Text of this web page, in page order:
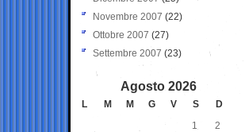
Novembre 2007 (22)
Ottobre 2007 (27)
Settembre 2007 (23)
Agosto 2026
L M M G V S
D
1
2